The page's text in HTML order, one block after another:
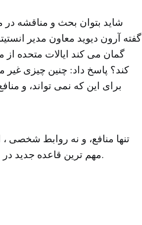
شاید بتوان بحث و مناقشه در
گفته آرون دیوید معاون مدیر
گمان می کند ایالات متحده
کند؟ پاسخ داد: چنین چیزی
برای این که نمی تواند، و
تنها منافع، و نه روابط شخصی ،
مهم ترین قاعده جدید در بازسازی اتحاد سعودی آمریکایی در مرحله آینده است.